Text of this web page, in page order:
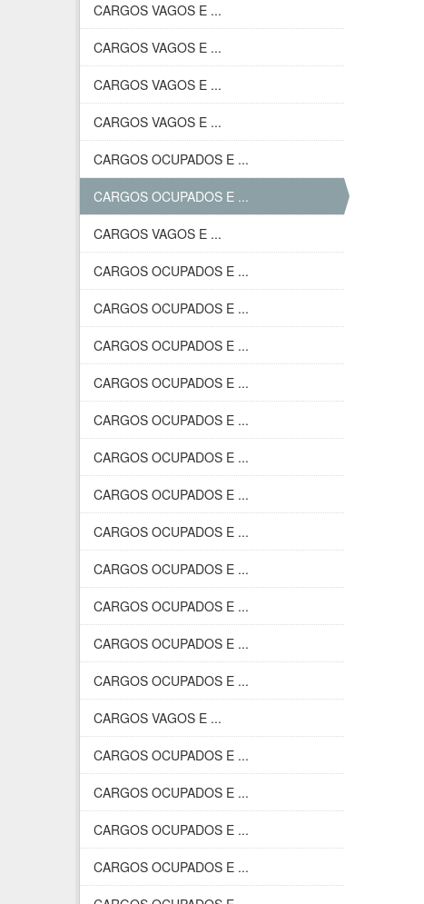
CARGOS VAGOS E ...
CARGOS VAGOS E ...
CARGOS VAGOS E ...
CARGOS VAGOS E ...
CARGOS OCUPADOS E ...
CARGOS OCUPADOS E ...
CARGOS VAGOS E ...
CARGOS OCUPADOS E ...
CARGOS OCUPADOS E ...
CARGOS OCUPADOS E ...
CARGOS OCUPADOS E ...
CARGOS OCUPADOS E ...
CARGOS OCUPADOS E ...
CARGOS OCUPADOS E ...
CARGOS OCUPADOS E ...
CARGOS OCUPADOS E ...
CARGOS OCUPADOS E ...
CARGOS OCUPADOS E ...
CARGOS OCUPADOS E ...
CARGOS VAGOS E ...
CARGOS OCUPADOS E ...
CARGOS OCUPADOS E ...
CARGOS OCUPADOS E ...
CARGOS OCUPADOS E ...